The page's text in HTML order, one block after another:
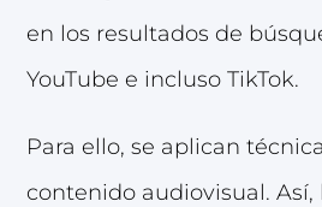
en los resultados de
YouTube e incluso TikTok.
Para ello, se aplican
contenido audiovisual.